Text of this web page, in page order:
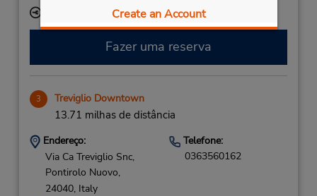
Create an Account
Local de entrega das chaves
Fazer uma reserva
3 Treviglio Downtown
13.71 milhas de distância
Endereço:
Via Ca Treviglio Snc,
Pontirolo Nuovo,
24040, Italy
Telefone:
0363560162